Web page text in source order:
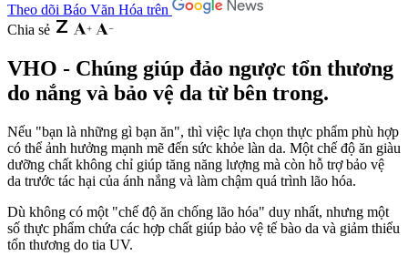
Theo dõi Báo Văn Hóa trên
Chia sẻ
VHO - Chúng giúp đảo ngược tổn thương
do nắng và bảo vệ da từ bên trong.
Nếu "bạn là những gì bạn ăn", thì việc lựa chọn thực phẩm phù hợp
có thể ảnh hưởng mạnh mẽ đến sức khỏe làn da. Một chế độ ăn giàu
dưỡng chất không chỉ giúp tăng năng lượng mà còn hỗ trợ bảo vệ
da trước tác hại của ánh nắng và làm chậm quá trình lão hóa.
Dù không có một "chế độ ăn chống lão hóa" duy nhất, nhưng một
số thực phẩm chứa các hợp chất giúp bảo vệ tế bào da và giảm thiểu
tổn thương do tia UV.